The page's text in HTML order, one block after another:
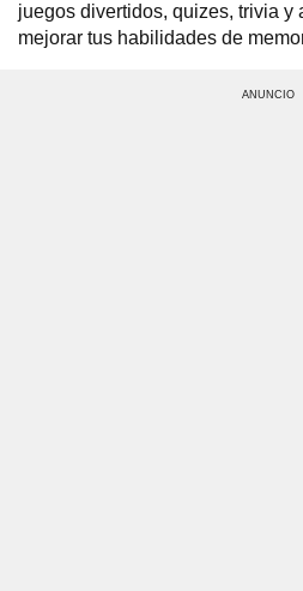
juegos divertidos, quizes, trivia y
mejorar tus habilidades de
ANUNCIO